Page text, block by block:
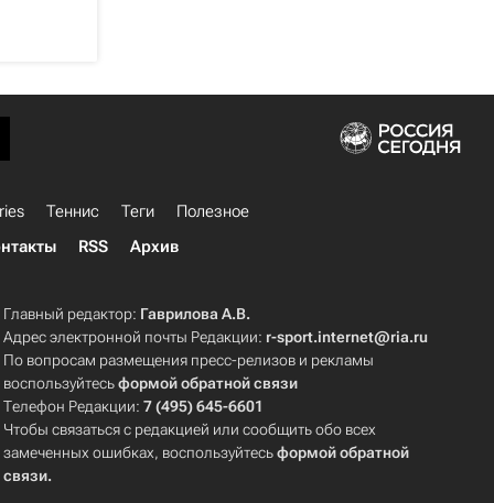
Теннис Теги
Полезное
RSS Архив
Главный редактор: Гаврилова А.В.
Адрес электронной почты Редакции: r-sport.internet@ria.ru
По вопросам размещения пресс-релизов и рекламы
воспользуйтесьформой обратной связи
Телефон Редакции:7 (495) 645-6601
Чтобы связаться с редакцией или сообщить обо всех
замеченных ошибках, воспользуйтесьформой обратной
связи.